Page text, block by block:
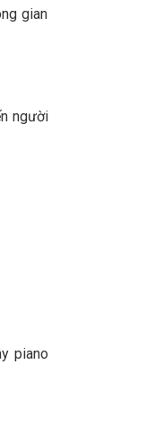
gian
người
piano